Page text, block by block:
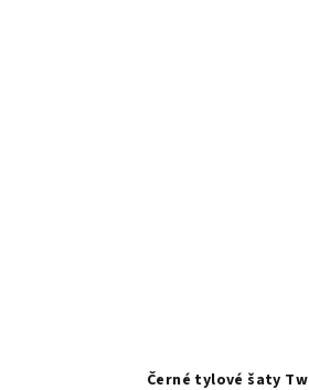
Černé tylové šaty